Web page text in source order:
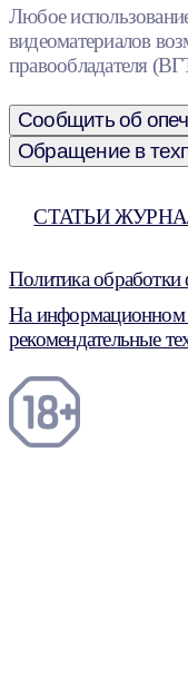
Любое
видеоматериалов
правообладателя
Сообщить об
Обращение в
СТАТЬИ
Политика обработки
На информационном
рекомендательные